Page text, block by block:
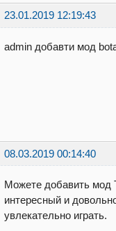
23.01.2019 12:19:43
admin добавти мод
08.03.2019 00:14:40
Можете добавить мод
интересный и
увлекательно играть.